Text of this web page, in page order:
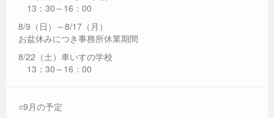
13：30～16：00
8/9（日）～8/17（月）
お盆休みにつき事務所休業期間
8/22（土）車いすの学校
13：30～16：00
○9月の予定